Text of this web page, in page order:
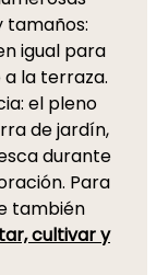
tamaños:
igual para
la terraza.
el pleno
de jardín,
durante
Para
también
cultivar y